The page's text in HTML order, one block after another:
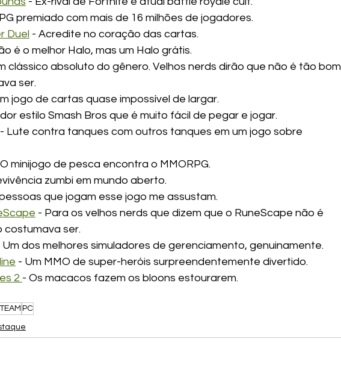
premiado com mais de 16 milhões de jogadores.
Duel - Acredite no coração das cartas.
é o melhor Halo, mas um Halo grátis.
clássico absoluto do gênero. Velhos nerds dirão que não é tão bom
ser.
jogo de cartas quase impossível de largar.
estilo Smash Bros que é muito fácil de pegar e jogar.
- Lute contra tanques com outros tanques em um jogo sobre
minijogo de pesca encontra o MMORPG.
zumbi em mundo aberto.
que jogam esse jogo me assustam.
- Para os velhos nerds que dizem que o RuneScape não é
costumava ser.
Um dos melhores simuladores de gerenciamento, genuinamente.
- Um MMO de super-heróis surpreendentemente divertido.
2 - Os macacos fazem os bloons estourarem.
PC